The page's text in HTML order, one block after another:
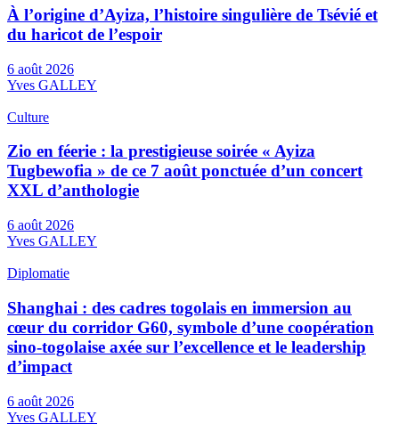
À l’origine d’Ayiza, l’histoire singulière de Tsévié et
du haricot de l’espoir
6 août 2026
Yves GALLEY
Culture
Zio en féerie : la prestigieuse soirée « Ayiza
Tugbewofia » de ce 7 août ponctuée d’un concert
XXL d’anthologie
6 août 2026
Yves GALLEY
Diplomatie
Shanghai : des cadres togolais en immersion au
cœur du corridor G60, symbole d’une coopération
sino-togolaise axée sur l’excellence et le leadership
d’impact
6 août 2026
Yves GALLEY